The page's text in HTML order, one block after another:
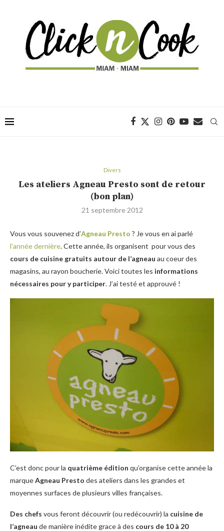
Divers
Les ateliers Agneau Presto sont de retour
(bon plan)
21 septembre 2012
Vous vous souvenez d’Agneau Presto ? Je vous en ai parlé
l’année dernière. Cette année, ils organisent pour vous des
cours de cuisine gratuits autour de l’agneau au coeur des
magasins, au rayon boucherie. Voici toutes les informations
nécessaires pour y participer. J’ai testé et approuvé !
C’est donc pour la quatrième édition qu’organise cette année la
marqueAgneau Presto des ateliers dans les grandes et
moyennes surfaces de plusieurs villes françaises.
Des chefs vous feront découvrir (ou redécouvrir) la cuisine de
l’agneau de manière inédite grace à des cours de 10 à 20